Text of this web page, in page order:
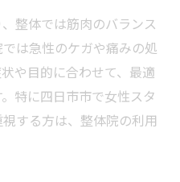
整体では筋肉のバランス
は急性のケガや痛みの処
や目的に合わせて、最適
特に四日市市で女性スタ
する方は、整体院の利用